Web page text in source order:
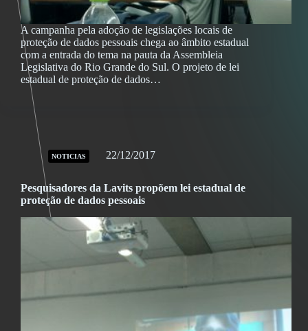
A campanha pela adoção de legislações locais de
proteção de dados pessoais chega ao âmbito estadual
com a entrada do tema na pauta da Assembleia
Legislativa do Rio Grande do Sul. O projeto de lei
estadual de proteção de dados…
NOTICIAS 22/12/2017
Pesquisadores da Lavits propõem lei estadual de
proteção de dados pessoais